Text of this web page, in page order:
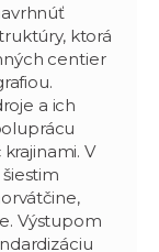
ktorá
centier
a ich
V
Výstupom